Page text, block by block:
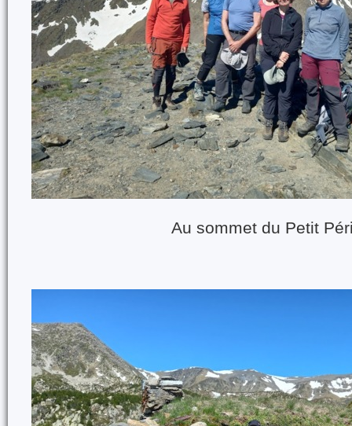
Au sommet du Petit